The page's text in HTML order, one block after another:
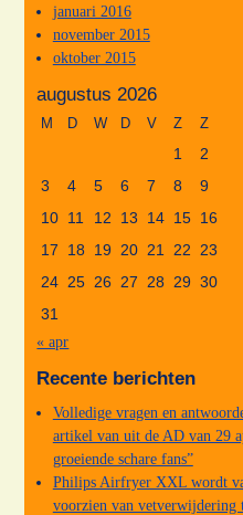
januari 2016
november 2015
oktober 2015
augustus 2026
M D W D V Z Z
1
2
3
4 5 6 7 8
9
10 11 12 13 14 15 16
17
18 19 20 21 22
23
24 25 26 27 28 29 30
31
« apr
Recente berichten
Volledige vragen en
artikel van uit de AD van 29
groeiende schare fans”
Philips Airfryer XXL wordt
voorzien van vetverwijdering